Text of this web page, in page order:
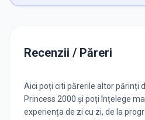
Recenzii / Păreri
Aici poți citi părerile altor părinți
Princess 2000 și poți înțelege
experiența de zi cu zi, de la